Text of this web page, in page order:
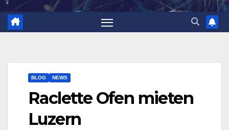
BLOG NEWS
Raclette Ofen mieten
Luzern